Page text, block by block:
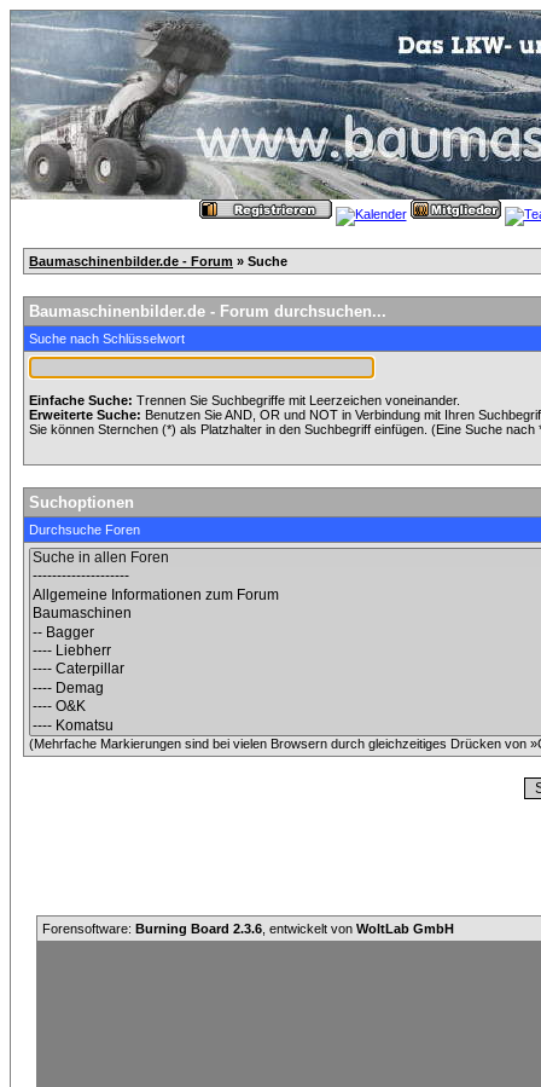
Baumaschinenbilder.de - Forum » Suche
Baumaschinenbilder.de - Forum durchsuchen...
Suche nach Schlüsselwort
Einfache Suche: Trennen Sie Suchbegriffe mit Leerzeichen voneinander.
Erweiterte Suche: Benutzen Sie AND, OR und NOT in Verbindung mit Ihren
Sie können Sternchen (*) als Platzhalter in den Suchbegriff einfügen. (Eine Suche
Suchoptionen
Durchsuche Foren
(Mehrfache Markierungen sind bei vielen Browsern durch gleichzeitiges Drücken von
Forensoftware: Burning Board 2.3.6 , entwickelt von WoltLab GmbH